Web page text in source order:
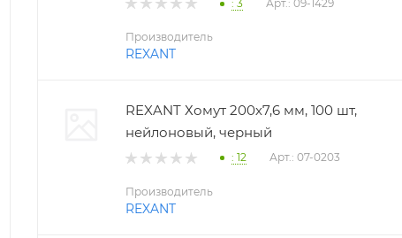
: 3 Арт.: 09-1429
Производитель
REXANT
REXANT Хомут 200х7,6 мм, 100 шт,
нейлоновый, черный
: 12 Арт.: 07-0203
Производитель
REXANT